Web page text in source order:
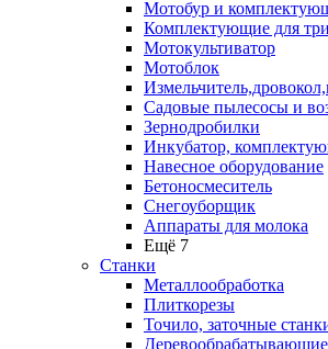
Мотобур и
Комплектующие для
Мотокультиватор
Мотоблок
Садовые пылесосы и
Зернодробилки
Инкубатор,
Навесное оборудование
Бетоносмеситель
Снегоуборщик
Аппараты для молока
Ещё 7
Станки
Металлообработка
Плиткорезы
Точило, заточные